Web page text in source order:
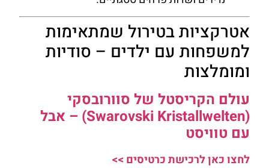
אטרקציות בטירול שמתאימות
למשפחות עם ילדים – סודיות
ומומלצות
עולם הקריסטל של סוורובסקי
(Swarovski Kristallwelten) – אבל
עם טוויסט
לחצו כאן לרכישת כרטיסים >>